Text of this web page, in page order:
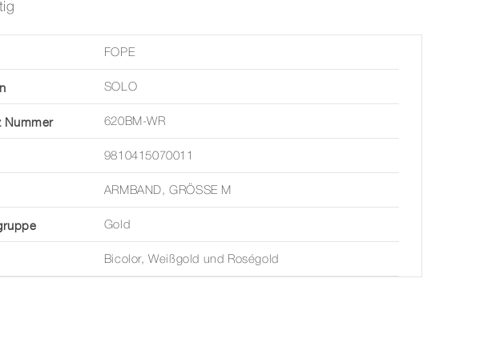
FOPE
SOLO
Nummer 620BM-WR
9810415070011
ARMBAND, GRÖSSE M
Gold
Bicolor, Weißgold und Roségold